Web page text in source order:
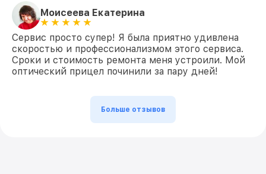
Моисеева Екатерина
Сервис просто супер! Я была приятно удивлена
скоростью и профессионализмом этого сервиса.
Сроки и стоимость ремонта меня устроили. Мой
оптический прицел починили за пару дней!
Больше отзывов